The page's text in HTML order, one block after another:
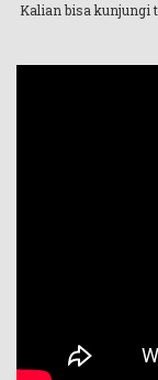
Kalian bisa kunjungi